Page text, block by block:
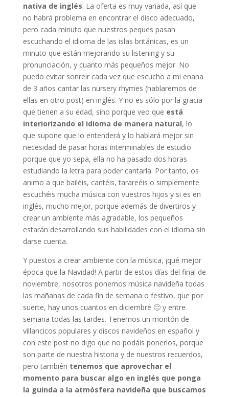
nativa de inglés. La oferta es muy variada, así que
no habrá problema en encontrar el disco adecuado,
pero cada minuto que nuestros peques pasan
escuchando el idioma de las islas británicas, es un
minuto que están mejorando su listening y su
pronunciación, y cuanto más pequeños mejor. No
puedo evitar sonreir cada vez que escucho a mi enana
de 3 años cantar las nursery rhymes (hablaremos de
ellas en otro post) en inglés. Y no es sólo por la gracia
que tienen a su edad, sino porque veo que está
interiorizando el idioma de manera natural, lo
que supone que lo entenderá y lo hablará mejor sin
necesidad de pasar horas interminables de estudio
porque que yo sepa, ella no ha pasado dos horas
estudiando la letra para poder cantarla. Por tanto, os
animo a que bailéis, cantéis, tarareéis o simplemente
escuchéis mucha música con vuestros hijos y si es en
inglés, mucho mejor, porque además de divertiros y
crear un ambiente más agradable, los pequeños
estarán desarrollando sus habilidades con el idioma sin
darse cuenta.
Y puestos a crear ambiente con la música, ¡qué mejor
época que la Navidad! A partir de estos días del final de
noviembre, nosotros ponemos música navideña todas
las mañanas de cada fin de semana o festivo, que por
suerte, hay unos cuantos en diciembre 🙂 y entre
semana todas las tardes. Tenemos un montón de
villancicos populares y discos navideños en español y
con este post no digo que no podáis ponerlos, porque
son parte de nuestra historia y de nuestros recuerdos,
pero también tenemos que aprovechar el
momento para buscar algo en inglés que ponga
la guinda a la atmósfera navideña que buscamos